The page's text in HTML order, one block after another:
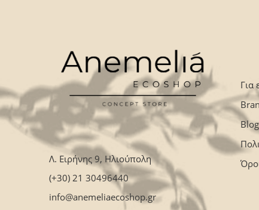
Λ. Ειρήνης 9, Ηλιούπολη
(+30) 21 30496440
info@anemeliaecoshop.gr
Για
Blog